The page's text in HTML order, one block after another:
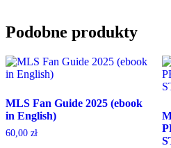
Podobne produkty
MLS Fan Guide 2025 (ebook
in English)
60,00 zł